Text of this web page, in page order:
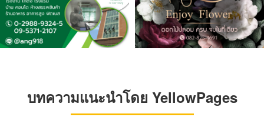
บทความแนะนำโดย YellowPages